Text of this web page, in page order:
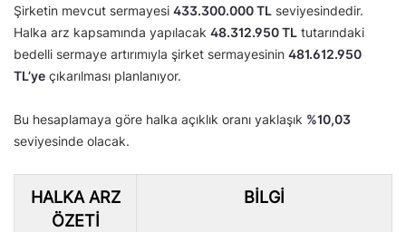
Şirketin mevcut sermayesi 433.300.000 TL seviyesindedir.
Halka arz kapsamında yapılacak 48.312.950 TL tutarındaki
bedelli sermaye artırımıyla şirket sermayesinin 481.612.950
TL’ye çıkarılması planlanıyor.
Bu hesaplamaya göre halka açıklık oranı yaklaşık %10,03
seviyesinde olacak.
HALKA ARZ
ÖZETI
BILGI